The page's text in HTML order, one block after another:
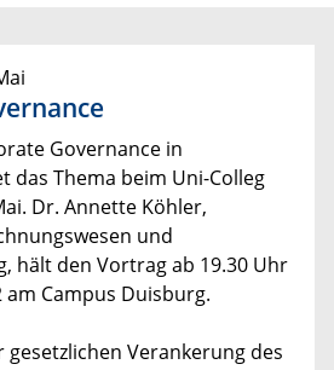
Governance in
das Thema beim Uni-Colleg
Dr. Annette Köhler,
und
hält den Vortrag ab 19.30 Uhr
am Campus Duisburg.
gesetzlichen Verankerung des